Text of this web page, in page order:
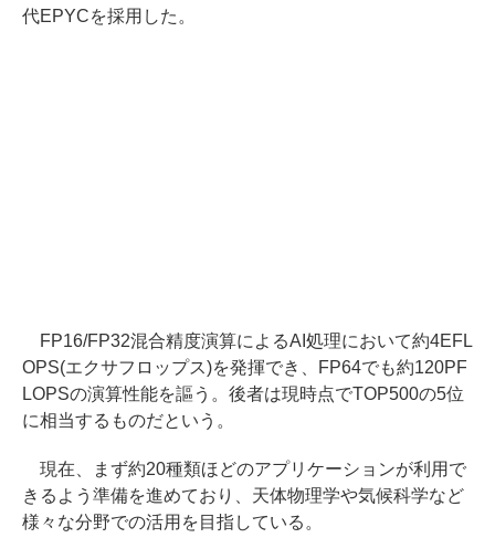
代EPYCを採用した。
FP16/FP32混合精度演算によるAI処理において約4EFL
OPS(エクサフロップス)を発揮でき、FP64でも約120PF
LOPSの演算性能を謳う。後者は現時点でTOP500の5位
に相当するものだという。
現在、まず約20種類ほどのアプリケーションが利用で
きるよう準備を進めており、天体物理学や気候科学など
様々な分野での活用を目指している。